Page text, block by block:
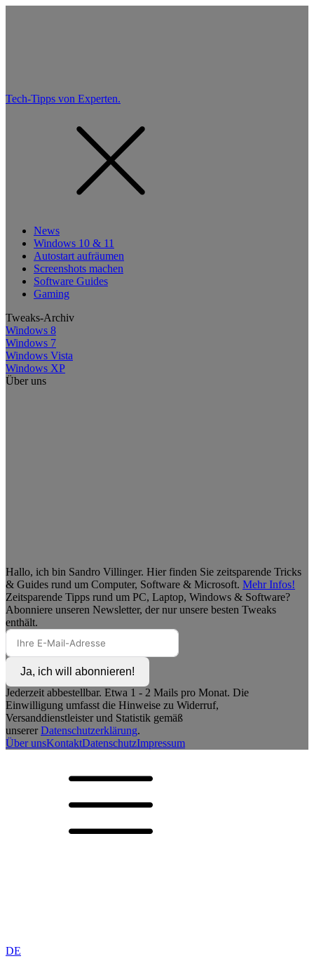
Tech-Tipps von Experten.
News
Windows 10 & 11
Autostart aufräumen
Screenshots machen
Software Guides
Gaming
Tweaks-Archiv
Windows 8
Windows 7
Windows Vista
Windows XP
Über uns
Hallo, ich bin Sandro Villinger. Hier finden Sie zeitsparende Tricks
& Guides rund um Computer, Software & Microsoft. Mehr Infos!
Zeitsparende Tipps rund um PC, Laptop, Windows & Software?
Abonniere unseren Newsletter, der nur unsere besten Tweaks
enthält.
Ja, ich will abonnieren!
Jederzeit abbestellbar. Etwa 1 - 2 Mails pro Monat. Die
Einwilligung umfasst die Hinweise zu Widerruf,
Versanddienstleister und Statistik gemäß
unsererDatenschutzerklärung.
Über unsKontaktDatenschutzImpressum
DE